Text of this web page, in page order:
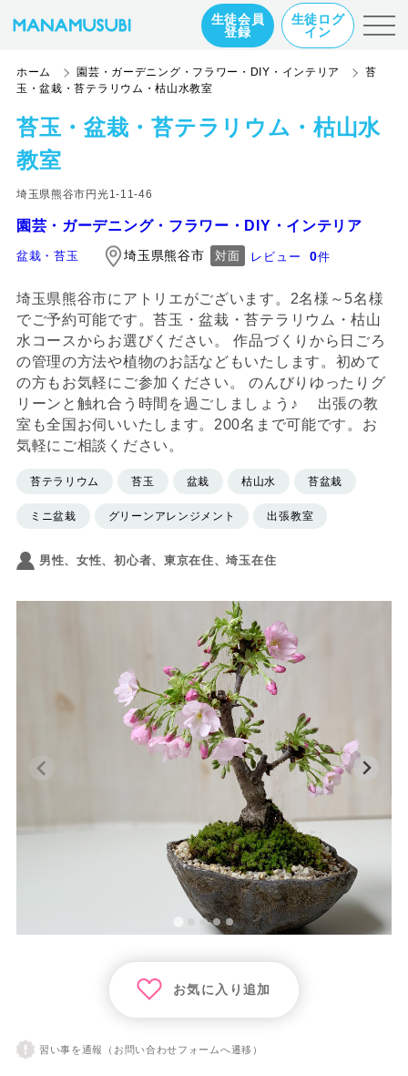
生徒会員
登録
生徒ログ
イン
ホーム 園芸・ガーデニング・フラワー・DIY・インテリア
苔
玉・盆栽・苔テラリウム・枯山水教室
苔玉・盆栽・苔テラリウム・枯山水
教室
埼玉県熊谷市円光1-11-46
園芸・ガーデニング・フラワー・DIY・インテリア
盆栽・苔玉 埼玉県熊谷市 対面 レビュー 0件
埼玉県熊谷市にアトリエがございます。2名様～5名様
でご予約可能です。苔玉・盆栽・苔テラリウム・枯山
水コースからお選びください。 作品づくりから日ごろ
の管理の方法や植物のお話などもいたします。初めて
の方もお気軽にご参加ください。 のんびりゆったりグ
リーンと触れ合う時間を過ごしましょう♪ 出張の教
室も全国お伺いいたします。200名まで可能です。お
気軽にご相談ください。
苔テラリウム 苔玉 盆栽 枯山水 苔盆栽
ミニ盆栽 グリーンアレンジメント 出張教室
男性、女性、初心者、東京在住、埼玉在住
お気に入り追加
習い事を通報（お問い合わせフォームへ遷移）